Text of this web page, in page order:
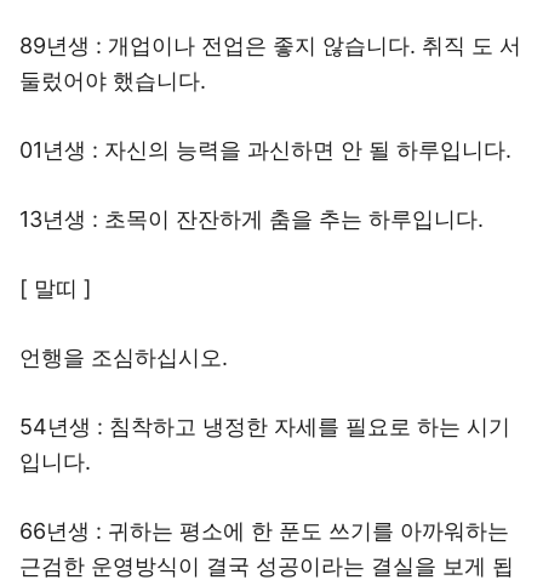
89년생 : 개업이나 전업은 좋지 않습니다. 취직 도 서
둘렀어야 했습니다.
01년생 : 자신의 능력을 과신하면 안 될 하루입니다.
13년생 : 초목이 잔잔하게 춤을 추는 하루입니다.
[ 말띠 ]
언행을 조심하십시오.
54년생 : 침착하고 냉정한 자세를 필요로 하는 시기
입니다.
66년생 : 귀하는 평소에 한 푼도 쓰기를 아까워하는
근검한 운영방식이 결국 성공이라는 결실을 보게 됩